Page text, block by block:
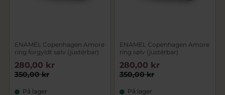
ENAMEL Copenhagen Amore
ring forgyldt sølv (justérbar)
350,00 kr
280,00 kr
På lager
ENAMEL Copenhagen Amore
ring sølv (justérbar)
350,00 kr
280,00 kr
På lager